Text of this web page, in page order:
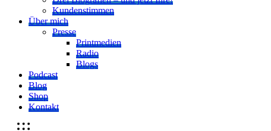
Kundenstimmen
Über mich
Presse
Printmedien
Radio
Blogs
Podcast
Blog
Shop
Kontakt